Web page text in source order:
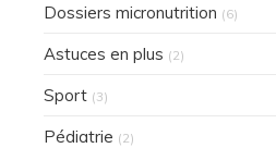
Dossiers micronutrition (6)
Astuces en plus (2)
Sport (3)
Pédiatrie (2)